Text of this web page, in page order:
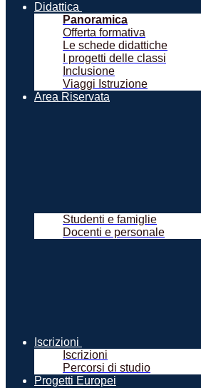
Didattica
Panoramica
Offerta formativa
Le schede didattiche
I progetti delle classi
Inclusione
Viaggi Istruzione
Area Riservata
Studenti e famiglie
Docenti e personale
Iscrizioni
Iscrizioni
Percorsi di studio
Progetti Europei